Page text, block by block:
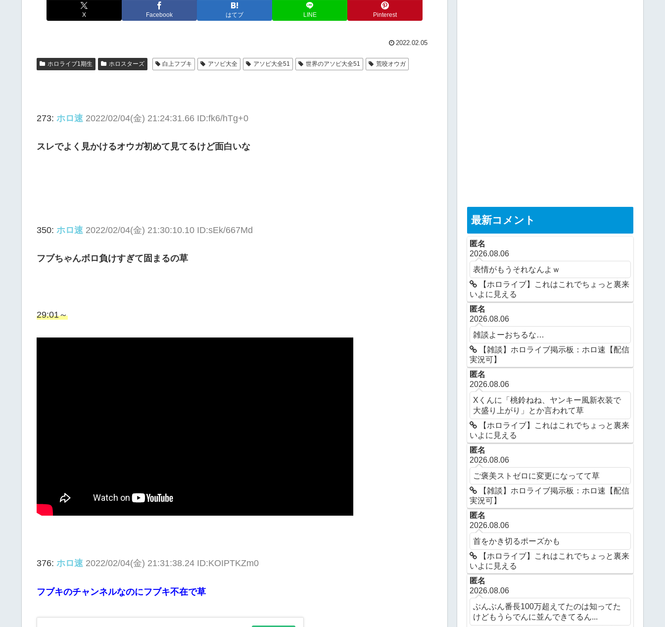
X Facebook はてブ LINE Pinterest
2022.02.05
ホロライブ1期生 ホロスターズ 白上フブキ アソビ大全 アソビ大全51 世界のアソビ大全51 荒咬オウガ
273: ホロ速 2022/02/04(金) 21:24:31.66 ID:fk6/hTg+0
スレでよく見かけるオウガ初めて見てるけど面白いな
350: ホロ速 2022/02/04(金) 21:30:10.10 ID:sEk/667Md
フブちゃんボロ負けすぎて固まるの草
29:01～
376: ホロ速 2022/02/04(金) 21:31:38.24 ID:KOIPTKZm0
フブキのチャンネルなのにフブキ不在で草
最新コメント
匿名
2026.08.06
表情がもうそれなんよｗ
【ホロライブ】これはこれでちょっと裏来
いよに見える
匿名
2026.08.06
雑談よーおちるな…
【雑談】ホロライブ掲示板：ホロ速【配信
実況可】
匿名
2026.08.06
Xくんに「桃鈴ねね、ヤンキー風新衣装で
大盛り上がり」とか言われて草
【ホロライブ】これはこれでちょっと裏来
いよに見える
匿名
2026.08.06
ご褒美ストゼロに変更になってて草
【雑談】ホロライブ掲示板：ホロ速【配信
実況可】
匿名
2026.08.06
首をかき切るポーズかも
【ホロライブ】これはこれでちょっと裏来
いよに見える
匿名
2026.08.06
ぶんぶん番長100万超えてたのは知ってた
けどもうらでんに並んできてるん...